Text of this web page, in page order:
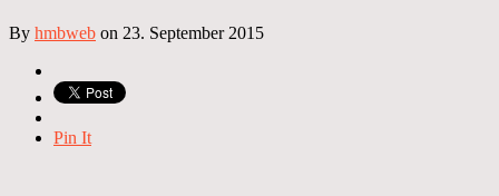
By hmbweb on 23. September 2015
Pin It